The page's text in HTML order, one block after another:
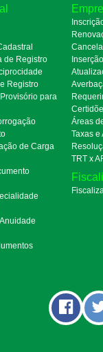
de Registro
Registro
para
de Carga
Áreas
Taxas e
TRT x